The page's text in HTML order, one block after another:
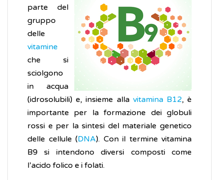
parte del
gruppo
delle
vitamine
che si
sciolgono
in acqua
(idrosolubili) e, insieme alla vitamina B12, è
importante per la formazione dei globuli
rossi e per la sintesi del materiale genetico
delle cellule (DNA). Con il termine vitamina
B9 si intendono diversi composti come
l’acido folico e i folati.